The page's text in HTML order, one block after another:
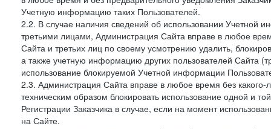
Учетную информацию таких Пользователей.
2.2. В случае наличия сведений об использовании Учетной
третьими лицами, Администрация Сайта вправе в любое
Сайта и третьих лиц по своему усмотрению удалить,
а также учетную информацию других пользователей Сайта
использование блокируемой Учетной информации
2.3. Администрация Сайта вправе в любое время без
техническим образом блокировать использование одной и
Регистрации Заказчика в случае, если на момент
на Сайте.